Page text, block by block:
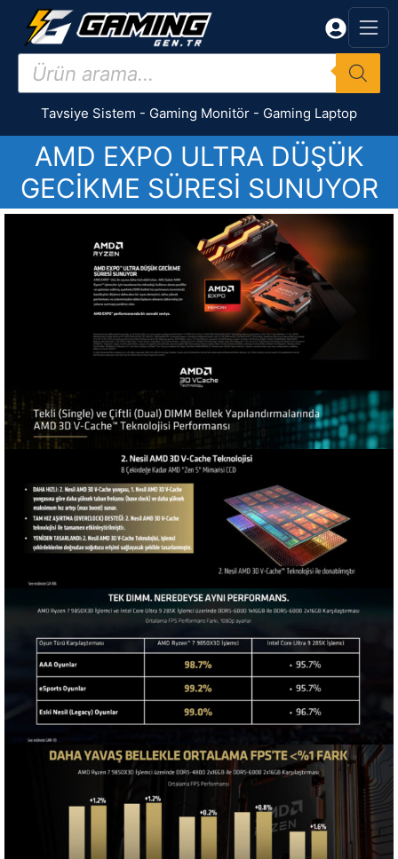
İçeriğe
Products
search
Tavsiye Sistem - Gaming Monitör - Gaming Laptop
AMD EXPO ULTRA DÜŞÜK
GECİKME SÜRESİ SUNUYOR